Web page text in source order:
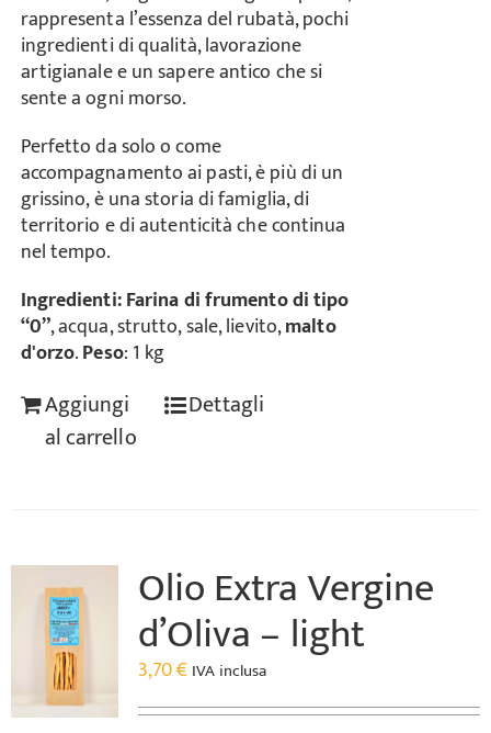
rappresenta l’essenza del rubatà, pochi
ingredienti di qualità, lavorazione
artigianale e un sapere antico che si
sente a ogni morso.
Perfetto da solo o come
accompagnamento ai pasti, è più di un
grissino, è una storia di famiglia, di
territorio e di autenticità che continua
nel tempo.
Ingredienti:Farina di frumento di tipo
“0”, acqua, strutto, sale, lievito,malto
d'orzo.Peso: 1 kg
Aggiungi
al carrello
Dettagli
Olio Extra Vergine
d’Oliva – light
3,70€ IVA inclusa